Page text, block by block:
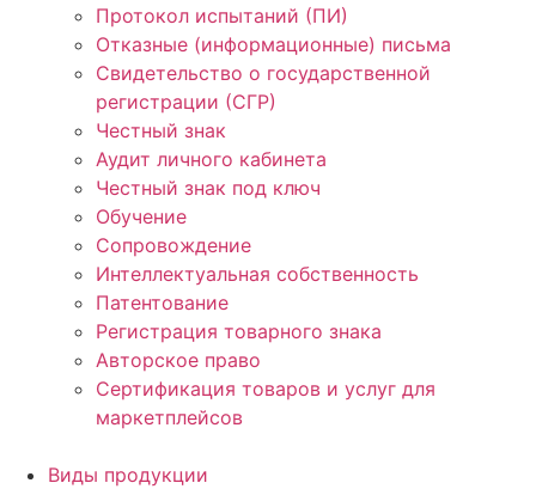
Протокол испытаний (ПИ)
Отказные (информационные) письма
Свидетельство о государственной
регистрации (СГР)
Честный знак
Аудит личного кабинета
Честный знак под ключ
Обучение
Сопровождение
Интеллектуальная собственность
Патентование
Регистрация товарного знака
Авторское право
Сертификация товаров и услуг для
маркетплейсов
Виды продукции